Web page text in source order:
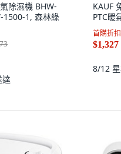
除濕機 BHW-
1500-1, 森林綠
達
KAUF
PTC暖
首購折
$1,327
8/12